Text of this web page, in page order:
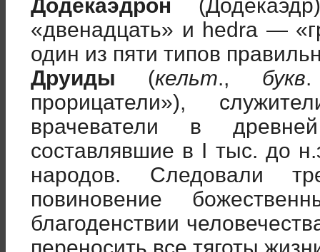
Додекаэдрон
«двенадцать» и hedra —
один из пяти типов
Друиды (кельт., букв.
прорицатели»),
врачеватели в
составлявшие в I тыс. до
народов. Следовали
повиновение
благоденствии
переносить все тяготы